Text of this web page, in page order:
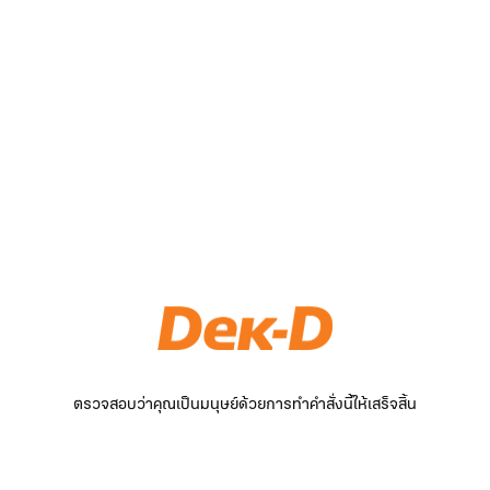
ตรวจสอบว่าคุณเป็นมนุษย์ด้วยการทำคำสั่งนี้ให้เสร็จสิ้น